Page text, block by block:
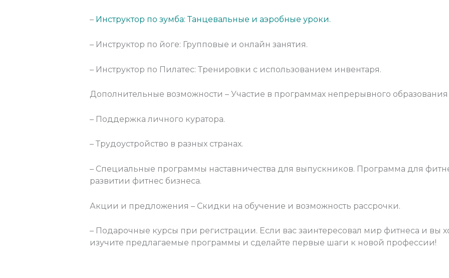
– Инструктор по зумба: Танцевальные и аэробные уроки.
– Инструктор по йоге: Групповые и онлайн занятия.
– Инструктор по Пилатес: Тренировки с использованием инвентаря.
Дополнительные возможности – Участие в программах непрерывного
– Поддержка личного куратора.
– Трудоустройство в разных странах.
– Специальные программы наставничества для выпускников. Программа для
развитии фитнес бизнеса.
Акции и предложения – Скидки на обучение и возможность рассрочки.
– Подарочные курсы при регистрации. Если вас заинтересовал мир фитнеса и вы
изучите предлагаемые программы и сделайте первые шаги к новой профессии!